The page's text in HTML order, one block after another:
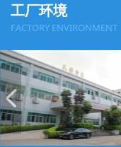
工厂环境
FACTORY ENVIRONMENT